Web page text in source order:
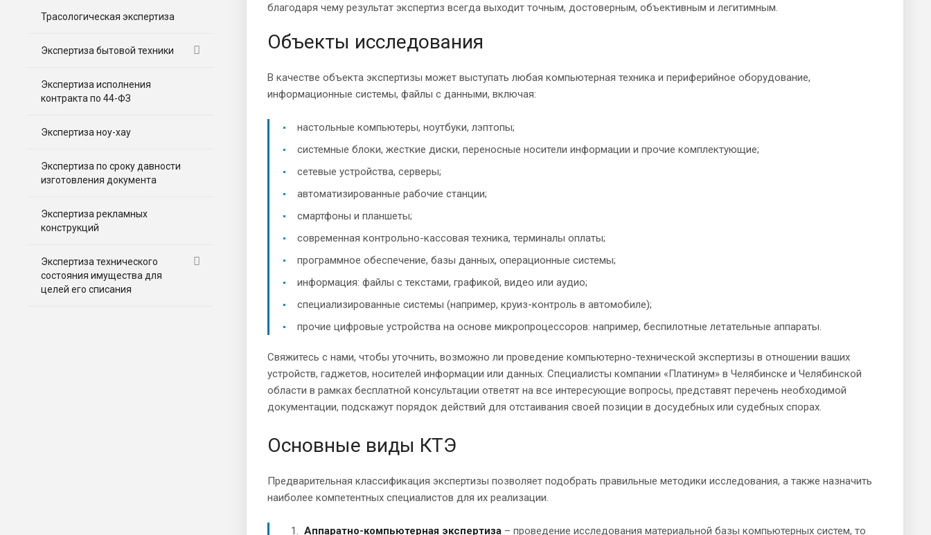
благодаря чему результат экспертиз всегда выходит точным, достоверным, объективным и легитимным.
Объекты исследования
В качестве объекта экспертизы может выступать любая компьютерная техника и периферийное оборудование,
информационные системы, файлы с данными, включая:
настольные компьютеры, ноутбуки, лэптопы;
системные блоки, жесткие диски, переносные носители информации и прочие комплектующие;
сетевые устройства, серверы;
автоматизированные рабочие станции;
смартфоны и планшеты;
современная контрольно-кассовая техника, терминалы оплаты;
программное обеспечение, базы данных, операционные системы;
информация: файлы с текстами, графикой, видео или аудио;
специализированные системы (например, круиз-контроль в автомобиле);
прочие цифровые устройства на основе микропроцессоров: например, беспилотные летательные аппараты.
Свяжитесь с нами, чтобы уточнить, возможно ли проведение компьютерно-технической экспертизы в отношении ваших
устройств, гаджетов, носителей информации или данных. Специалисты компании «Платинум» в Челябинске и Челябинской
области в рамках бесплатной консультации ответят на все интересующие вопросы, представят перечень необходимой
документации, подскажут порядок действий для отстаивания своей позиции в досудебных или судебных спорах.
Основные виды КТЭ
Предварительная классификация экспертизы позволяет подобрать правильные методики исследования, а также назначить
наиболее компетентных специалистов для их реализации.
Аппаратно-компьютерная экспертиза – проведение исследования материальной базы компьютерных систем, то
Трасологическая экспертиза
Экспертиза бытовой техники
Экспертиза исполнения
контракта по 44-ФЗ
Экспертиза ноу-хау
Экспертиза по сроку давности
изготовления документа
Экспертиза рекламных
конструкций
Экспертиза технического
состояния имущества для
целей его списания